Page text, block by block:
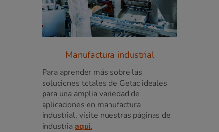
Manufactura industrial
Para aprender más sobre las
soluciones totales de Getac ideales
para una amplia variedad de
aplicaciones en manufactura
industrial, visite nuestras páginas de
industriaaquí.